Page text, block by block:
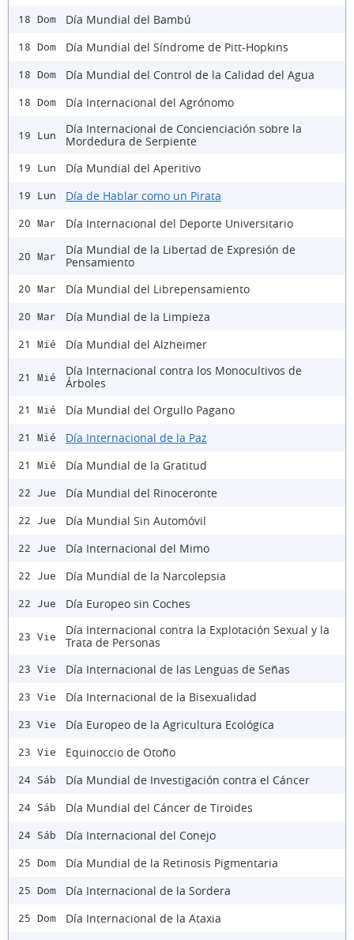
18 Dom Día Mundial del Bambú
18 Dom Día Mundial del Síndrome de Pitt-Hopkins
18 Dom Día Mundial del Control de la Calidad del Agua
18 Dom Día Internacional del Agrónomo
19 Lun
Día Internacional de Concienciación sobre la
Mordedura de Serpiente
19 Lun Día Mundial del Aperitivo
19 Lun Día de Hablar como un Pirata
20 Mar Día Internacional del Deporte Universitario
20 Mar
Día Mundial de la Libertad de Expresión de
Pensamiento
20 Mar Día Mundial del Librepensamiento
20 Mar Día Mundial de la Limpieza
21 Mié Día Mundial del Alzheimer
21 Mié
Día Internacional contra los Monocultivos de
Árboles
21 Mié Día Mundial del Orgullo Pagano
21 Mié Día Internacional de la Paz
21 Mié Día Mundial de la Gratitud
22 Jue Día Mundial del Rinoceronte
22 Jue Día Mundial Sin Automóvil
22 Jue Día Internacional del Mimo
22 Jue Día Mundial de la Narcolepsia
22 Jue Día Europeo sin Coches
23 Vie
Día Internacional contra la Explotación Sexual y la
Trata de Personas
23 Vie Día Internacional de las Lenguas de Señas
23 Vie Día Internacional de la Bisexualidad
23 Vie Día Europeo de la Agricultura Ecológica
23 Vie Equinoccio de Otoño
24 Sáb Día Mundial de Investigación contra el Cáncer
24 Sáb Día Mundial del Cáncer de Tiroides
24 Sáb Día Internacional del Conejo
25 Dom Día Mundial de la Retinosis Pigmentaria
25 Dom Día Internacional de la Sordera
25 Dom Día Internacional de la Ataxia